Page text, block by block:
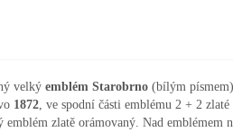
velký emblém Starobrno (bílým písmem)
1872 , ve spodní části emblému 2 + 2
zlatě orámovaný. Nad emblémem